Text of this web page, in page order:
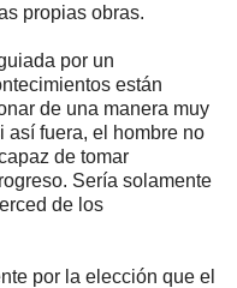
propias obras.
por un
están
de una manera muy
así fuera, el hombre no
de tomar
Sería solamente
de los
por la elección que el